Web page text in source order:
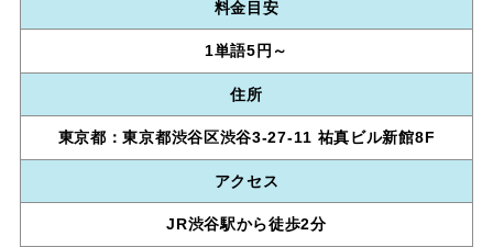
料金目安
1単語5円～
住所
東京都：東京都渋谷区渋谷3-27-11 祐真ビル新館8F
アクセス
JR渋谷駅から徒歩2分